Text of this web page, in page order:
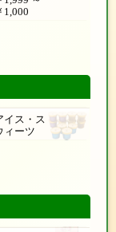
1,000
イス・ス
ィーツ